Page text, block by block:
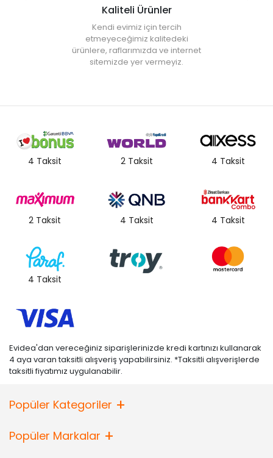
Kaliteli Ürünler
Kendi evimiz için tercih
etmeyeceğimiz kalitedeki
ürünlere, raflarımızda ve internet
sitemizde yer vermeyiz.
4 Taksit 2 Taksit 4 Taksit
2 Taksit 4 Taksit 4 Taksit
4 Taksit
Evidea'dan vereceğiniz siparişlerinizde kredi kartınızı kullanarak
4 aya varan taksitli alışveriş yapabilirsiniz. *Taksitli alışverişlerde
taksitli fiyatımız uygulanabilir.
Popüler Kategoriler
Popüler Markalar